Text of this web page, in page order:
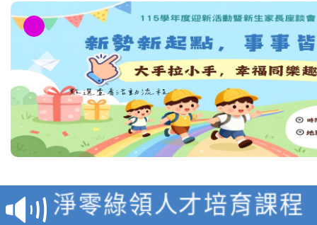
教育部校安中心白海豚
報
淨零綠領人才培育課程